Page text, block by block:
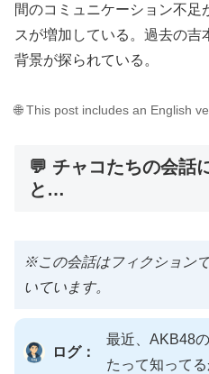
間のコミュニケーション不
スが増加している。過去の
背景が探られている。
🌐 This post includes an English
💬 チャコたちの会話
と…
※この会話はフィクション
いています。
ログ：
最近、AKB48
たって知ってる